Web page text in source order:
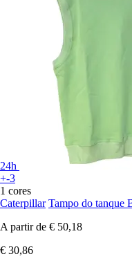
24h
+-3
1 cores
Caterpillar Tampo do tanque
A partir de € 50,18
€ 30,86